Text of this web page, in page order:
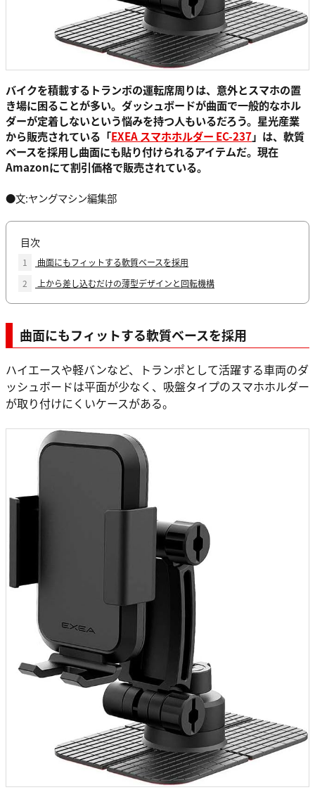
バイクを積載するトランポの運転席周りは、意外とスマホの置
き場に困ることが多い。ダッシュボードが曲面で一般的なホル
ダーが定着しないという悩みを持つ人もいるだろう。星光産業
から販売されている「EXEA スマホホルダー EC-237」は、軟質
ベースを採用し曲面にも貼り付けられるアイテムだ。現在
Amazonにて割引価格で販売されている。
●文:ヤングマシン編集部
目次
1
曲面にもフィットする軟質ベースを採用
2
上から差し込むだけの薄型デザインと回転機構
曲面にもフィットする軟質ベースを採用
ハイエースや軽バンなど、トランポとして活躍する車両のダ
ッシュボードは平面が少なく、吸盤タイプのスマホホルダー
が取り付けにくいケースがある。